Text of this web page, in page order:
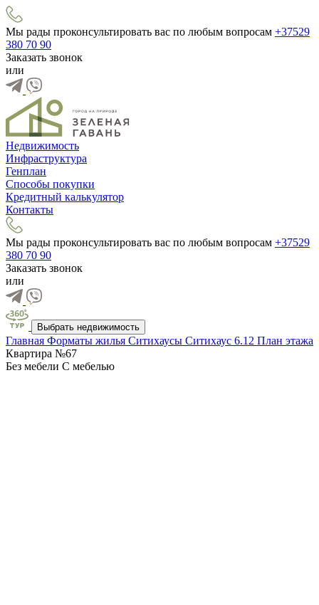
Мы рады проконсультировать вас по любым вопросам +37529
380 70 90
Заказать звонок
или
Недвижимость
Инфраструктура
Генплан
Способы покупки
Кредитный калькулятор
Контакты
Мы рады проконсультировать вас по любым вопросам +37529
380 70 90
Заказать звонок
или
Выбрать недвижимость
Главная Форматы жилья Ситихаусы Ситихаус 6.12 План этажа
Квартира №67
Без мебели С мебелью